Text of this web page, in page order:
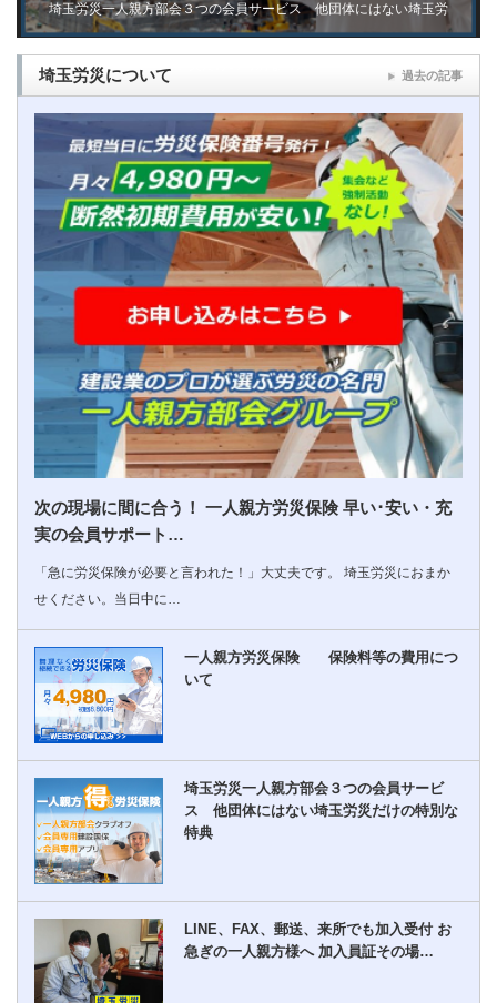
埼玉労災一人親方部会３つの会員サービス 他団体にはない埼玉労
埼玉労災について 過去の記事
次の現場に間に合う！ 一人親方労災保険 早い･安い・充
実の会員サポート…
「急に労災保険が必要と言われた！」大丈夫です。 埼玉労災におまか
せください。当日中に…
一人親方労災保険 保険料等の費用につ
いて
埼玉労災一人親方部会３つの会員サービ
ス 他団体にはない埼玉労災だけの特別な
特典
LINE、FAX、郵送、来所でも加入受付 お
急ぎの一人親方様へ 加入員証その場…